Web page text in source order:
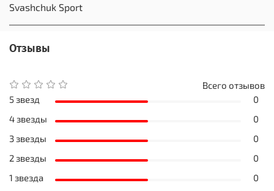
Svashchuk Sport
Отзывы
Всего отзывов
5 звезд
0
4 звезды
0
3 звезды
0
2 звезды
0
1 звезда
0